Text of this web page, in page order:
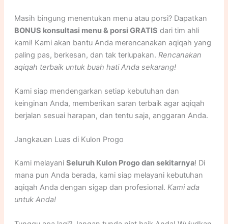
Masih bingung menentukan menu atau porsi? Dapatkan
BONUS konsultasi menu & porsi GRATIS dari tim ahli
kami! Kami akan bantu Anda merencanakan aqiqah yang
paling pas, berkesan, dan tak terlupakan. Rencanakan
aqiqah terbaik untuk buah hati Anda sekarang!
Kami siap mendengarkan setiap kebutuhan dan
keinginan Anda, memberikan saran terbaik agar aqiqah
berjalan sesuai harapan, dan tentu saja, anggaran Anda.
Jangkauan Luas di Kulon Progo
Kami melayani Seluruh Kulon Progo dan sekitarnya! Di
mana pun Anda berada, kami siap melayani kebutuhan
aqiqah Anda dengan sigap dan profesional. Kami ada
untuk Anda!